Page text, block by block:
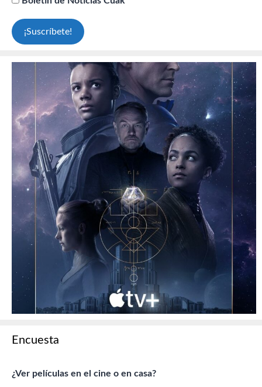
Encuesta
¿Ver películas en el cine o en casa?